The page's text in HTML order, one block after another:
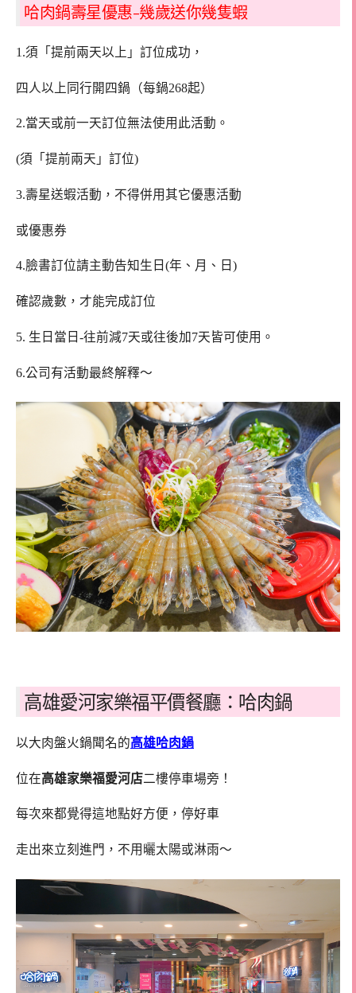
哈肉鍋壽星優惠-幾歲送你幾隻蝦
1.須「提前兩天以上」訂位成功，
四人以上同行開四鍋（每鍋268起）
2.當天或前一天訂位無法使用此活動。
(須「提前兩天」訂位)
3.壽星送蝦活動，不得併用其它優惠活動
或優惠券
4.臉書訂位請主動告知生日(年、月、日)
確認歲數，才能完成訂位
5. 生日當日-往前減7天或往後加7天皆可使用。
6.公司有活動最終解釋～
高雄愛河家樂福平價餐廳：哈肉鍋
以大肉盤火鍋聞名的高雄哈肉鍋
位在高雄家樂福愛河店二樓停車場旁！
每次來都覺得這地點好方便，停好車
走出來立刻進門，不用曬太陽或淋雨～